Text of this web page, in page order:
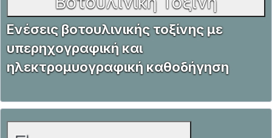
Ενέσεις βοτουλινικής τοξίνης με
υπερηχογραφική και
ηλεκτρομυογραφική καθοδήγηση